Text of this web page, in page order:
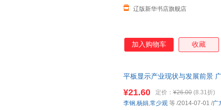
辽版新华书店旗舰店
加入购物车 收藏
平板显示产业现状与发展前景
¥21.60 定价： ¥26.00 (8.31折)
李钢,杨娟,常少观 等 /2014-07-01 /广